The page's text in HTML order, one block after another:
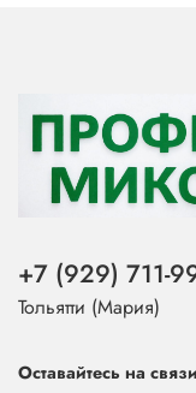
+7 (929) 711-
Тольятти (Мария)
Оставайтесь на связи